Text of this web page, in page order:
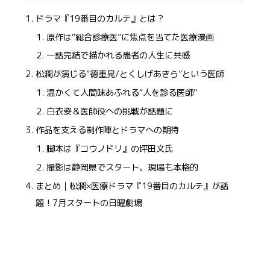
ドラマ『19番目のカルテ』とは？
原作は“総合診療医”に焦点を当てた医療漫画
一話完結で描かれる患者の人生に共感
松潤が演じる“徳重晃/とくしげあきら”という医師
温かくて人間味あふれる“人を診る医師”
白衣姿＆医師役への挑戦が話題に
作品を支える制作陣とドラマへの期待
脚本は『コウノドリ』の坪田文氏
撮影は静岡県でスタート。現場も本格的
まとめ｜松潤×医療ドラマ『19番目のカルテ』が話
題！7月スタートの日曜劇場